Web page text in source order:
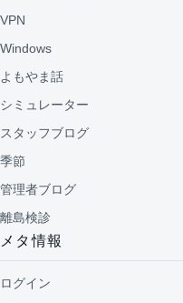
VPN
Windows
よもやま話
シミュレーター
スタッフブログ
季節
管理者ブログ
離島検診
メタ情報
ログイン